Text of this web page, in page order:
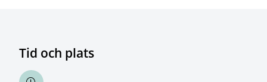
Tid och plats